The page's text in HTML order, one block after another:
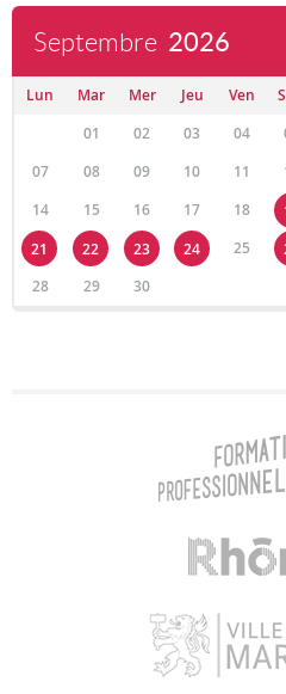
Septembre 2026
Lun Mar Mer Jeu Ven
01
02 03 04
07
08 09 10 11
14
15 16 17 18
21
22 23 24 25
28
29 30